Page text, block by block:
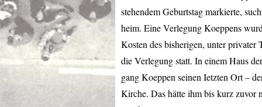
stehendem Geburtstag markierte,
heim. Eine Verlegung Koeppens
Kosten des bisherigen, unter privater
die Verlegung statt. In einem Haus
gang Koeppen seinen Ietzten Ort –
Kirche. Das hätte ihm bis kurz zuvor